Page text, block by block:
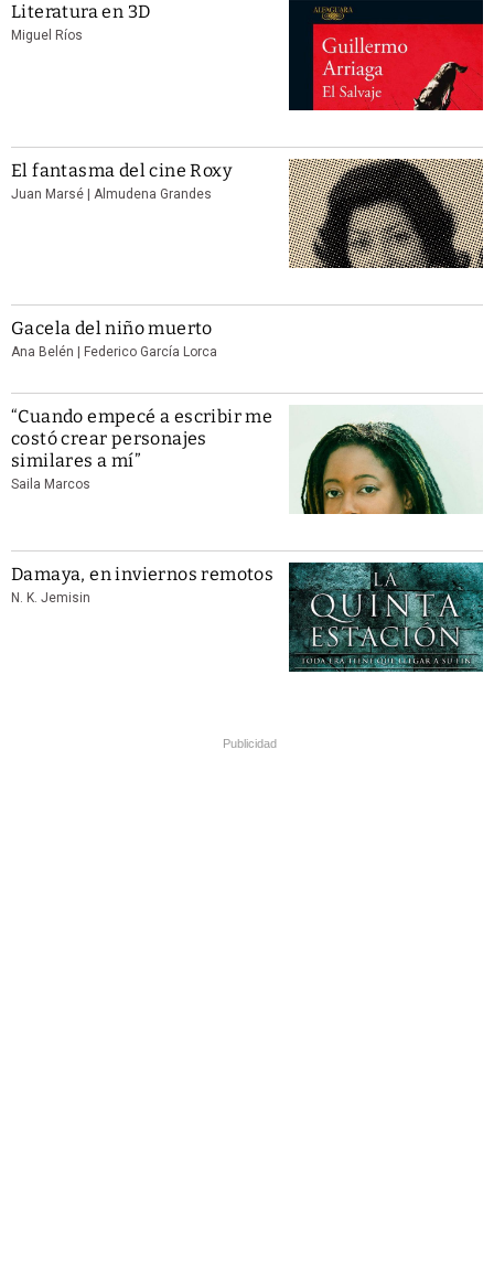
Literatura en 3D
Miguel Ríos
El fantasma del cine Roxy
Juan Marsé | Almudena Grandes
Gacela del niño muerto
Ana Belén | Federico García Lorca
“Cuando empecé a escribir me
costó crear personajes
similares a mí”
Saila Marcos
Damaya, en inviernos remotos
N. K. Jemisin
Publicidad